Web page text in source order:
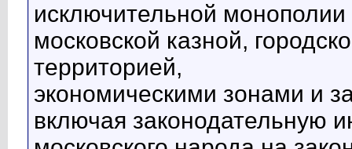
исключительной
московской казной,
территорией,
экономическими зонами и
включая законодательную